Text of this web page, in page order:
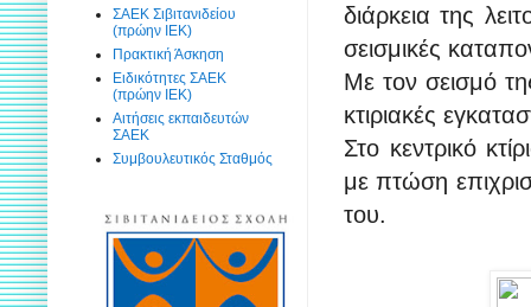
διάρκεια της
σεισμικές
Με τον σεισμό
κτιριακές
Στο κεντρικό
με πτώση
του.
ΣΑΕΚ Σιβιτανιδείου
(πρώην ΙΕΚ)
Πρακτική Άσκηση
Ειδικότητες ΣΑΕΚ
(πρώην ΙΕΚ)
Αιτήσεις εκπαιδευτών
ΣΑΕΚ
Συμβουλευτικός Σταθμός